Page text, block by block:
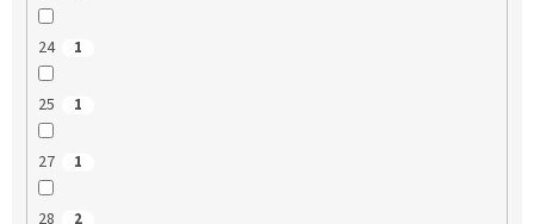
24 1
25 1
27 1
28 2